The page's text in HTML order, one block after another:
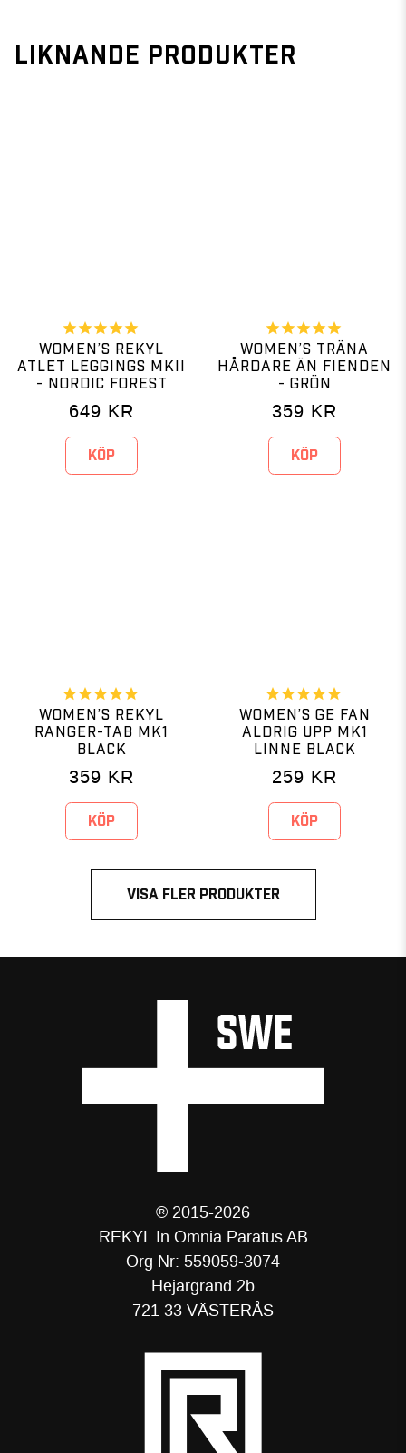
LIKNANDE PRODUKTER
WOMEN’S REKYL
ATLET LEGGINGS MKII
- NORDIC FOREST
649 KR
KÖP
WOMEN’S TRÄNA
HÅRDARE ÄN FIENDEN
- GRÖN
359 KR
KÖP
WOMEN’S REKYL
RANGER-TAB MK1
BLACK
359 KR
KÖP
WOMEN’S GE FAN
ALDRIG UPP MK1
LINNE BLACK
259 KR
KÖP
VISA FLER PRODUKTER
® 2015-2026
REKYL In Omnia Paratus AB
Org Nr: 559059-3074
Hejargränd 2b
721 33 VÄSTERÅS